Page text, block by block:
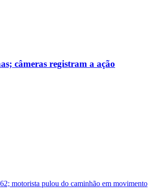
câmeras registram a ação
motorista pulou do caminhão em movimento